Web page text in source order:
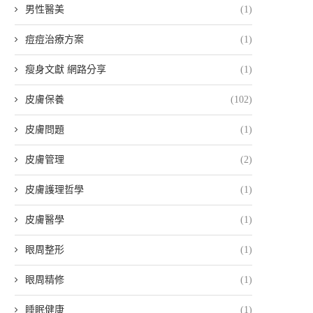
男性醫美 (1)
痘痘治療方案 (1)
瘦身文獻 網路分享 (1)
皮膚保養 (102)
皮膚問題 (1)
皮膚管理 (2)
皮膚護理哲學 (1)
皮膚醫學 (1)
眼周整形 (1)
眼周精修 (1)
睡眠健康 (1)